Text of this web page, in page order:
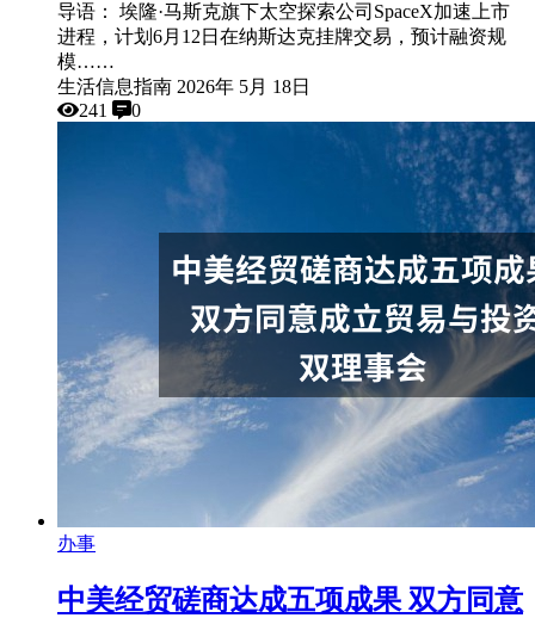
导语： 埃隆·马斯克旗下太空探索公司SpaceX加速上市
进程，计划6月12日在纳斯达克挂牌交易，预计融资规
模……
生活信息指南 2026年 5月 18日
241
0
办事
中美经贸磋商达成五项成果 双方同意